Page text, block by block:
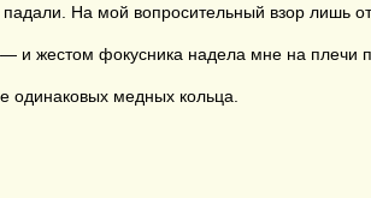
На мой вопросительный взор лишь
жестом фокусника надела мне на плечи
одинаковых медных кольца.